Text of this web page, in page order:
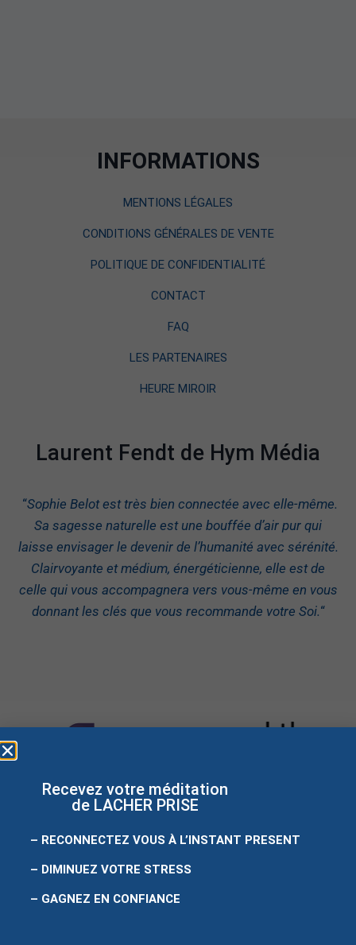
INFORMATIONS
MENTIONS LÉGALES
CONDITIONS GÉNÉRALES DE VENTE
POLITIQUE DE CONFIDENTIALITÉ
CONTACT
FAQ
LES PARTENAIRES
HEURE MIROIR
Laurent Fendt de Hym Média
“Sophie Belot est très bien connectée avec elle-même.
Sa sagesse naturelle est une bouffée d’air pur qui
laisse envisager le devenir de l’humanité avec sérénité.
Clairvoyante et médium, énergéticienne, elle est de
celle qui vous accompagnera vers vous-même en vous
donnant les clés que vous recommande votre Soi.“
Site créépareasyweb
Recevez votre méditation
de LACHER PRISE
– RECONNECTEZ VOUS À L’INSTANT PRESENT
– DIMINUEZ VOTRE STRESS
– GAGNEZ EN CONFIANCE